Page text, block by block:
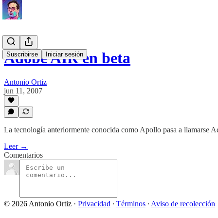
Suscribirse Iniciar sesión
Adobe AIR en beta
Antonio Ortiz
jun 11, 2007
La tecnología anteriormente conocida como Apollo pasa a llamarse
Leer →
Comentarios
© 2026 Antonio Ortiz · Privacidad ∙ Términos ∙ Aviso de recolección